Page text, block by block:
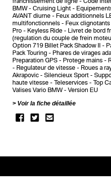
BMW
Cruising Light
AVANT diurne
Feux additionnels
multifonctionnels
Feux
Pro
Keyless Ride Livret de bord
(regulation du couple de frein
Option 719 Billet Pack Shadow II
Pack Touring
Phares de virages
Preparation GPS
Protege mains
Regulateur de vitesse
Roues a
Akrapovic
Silencieux Sport
haute vitesse
Teleservices Top
Valises Vario BMW
Version EU
Voir la fiche détaillée